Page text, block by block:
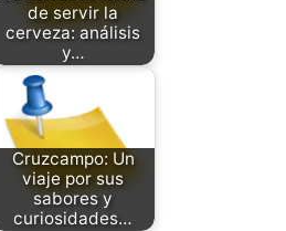
de servir la
cerveza: análisis
y…
Cruzcampo: Un
viaje por sus
sabores y
curiosidades…